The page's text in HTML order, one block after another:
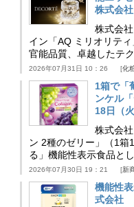
株式会
株式会
イン「AQ ミリオリテ
官能品質、卓越したテ
2026年07月31日 10：26 化
1箱で「
ンケル
18日（
株式会
ン 2種のゼリー」（1
る」機能性表示食品と
2026年07月30日 19：21 新
機能性
式会社